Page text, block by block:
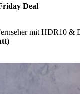
Deal
mit HDR10 &